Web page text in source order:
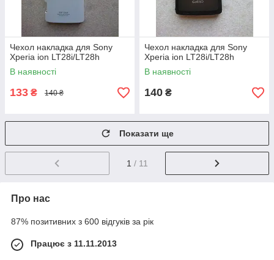
Чехол накладка для Sony
Xperia ion LT28i/LT28h
В наявності
133 ₴ 140 ₴
Чехол накладка для Sony
Xperia ion LT28i/LT28h
В наявності
140 ₴
Показати ще
1 / 11
Про нас
87% позитивних з 600 відгуків за рік
Працює з 11.11.2013